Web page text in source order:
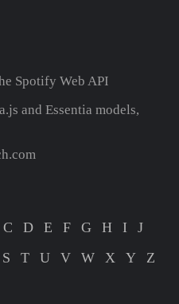
Spotify Web API
and Essentia models,
C D E F G H I
J
S T U V W X Y
Z